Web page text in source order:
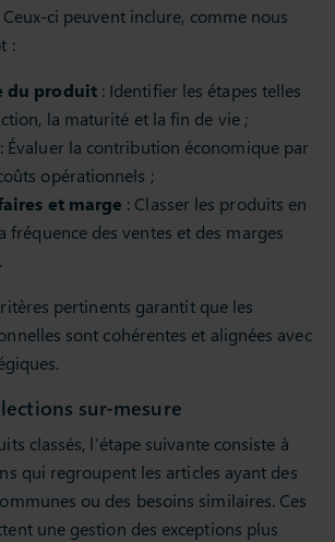
ci peuvent inclure, comme nous
:
du produit: Identifier les étapes telles
la maturité et la fin de vie ;
: Évaluer la contribution économique par
opérationnels ;
et marge : Classer les produits en
fréquence des ventes et des marges
pertinents garantit que les
sont cohérentes et alignées avec
sur-mesure
classés, l’étape suivante consiste à
qui regroupent les articles ayant des
ou des besoins similaires. Ces
une gestion des exceptions plus